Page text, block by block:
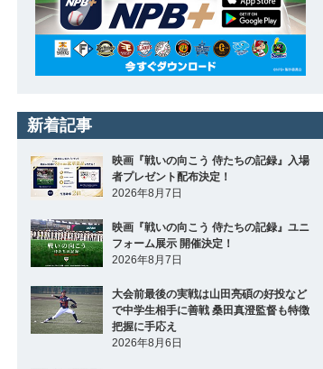
新着記事
映画『戦いの向こう 侍たちの記録』入場
者プレゼント配布決定！
2026年8月7日
映画『戦いの向こう 侍たちの記録』ユニ
フォーム展示 開催決定！
2026年8月7日
大会前最後の実戦は山田亮碩の好投など
で中学生相手に善戦 桑田真澄監督も特徴
把握に手応え
2026年8月6日